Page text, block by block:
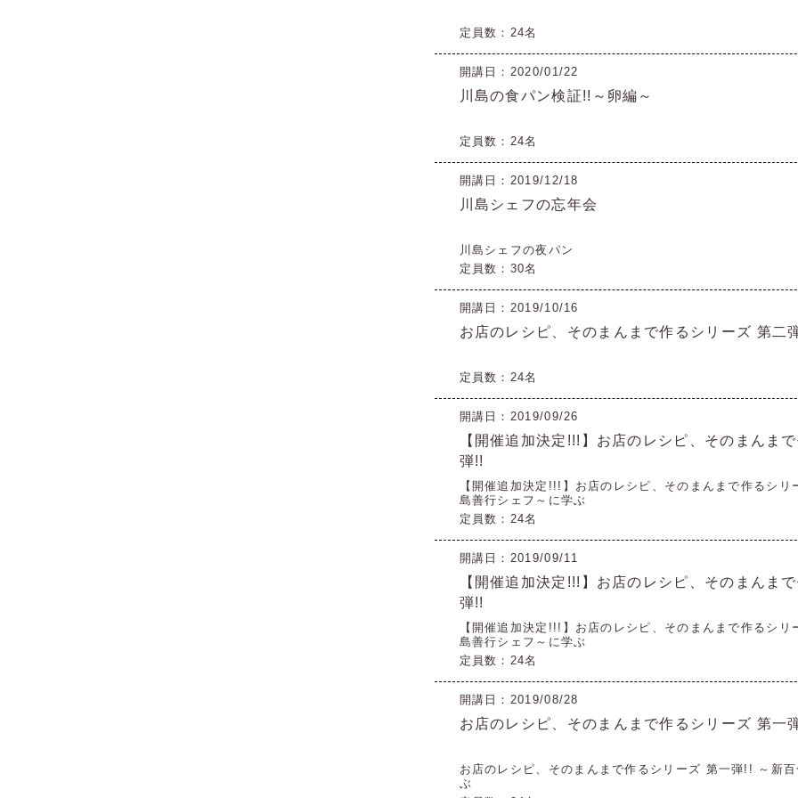
定員数：24名
開講日：2020/01/22
川島の食パン検証!!～卵編～
定員数：24名
開講日：2019/12/18
川島シェフの忘年会
川島シェフの夜パン
定員数：30名
開講日：2019/10/16
お店のレシピ、そのまんまで作るシリーズ 第二
定員数：24名
開講日：2019/09/26
【開催追加決定!!!】お店のレシピ、そのまんま
弾!!
【開催追加決定!!!】お店のレシピ、そのまんまで作る
島善行シェフ～に学ぶ
定員数：24名
開講日：2019/09/11
【開催追加決定!!!】お店のレシピ、そのまんま
弾!!
【開催追加決定!!!】お店のレシピ、そのまんまで作る
島善行シェフ～に学ぶ
定員数：24名
開講日：2019/08/28
お店のレシピ、そのまんまで作るシリーズ 第一
お店のレシピ、そのまんまで作るシリーズ 第一弾!! ～新
ぶ